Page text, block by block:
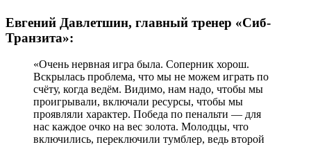
Евгений Давлетшин, главный тренер «Сиб-
Транзита»:
«Очень нервная игра была. Соперник хорош.
Вскрылась проблема, что мы не можем играть по
счёту, когда ведём. Видимо, нам надо, чтобы мы
проигрывали, включали ресурсы, чтобы мы
проявляли характер. Победа по пенальти — для
нас каждое очко на вес золота. Молодцы, что
включились, переключили тумблер, ведь второй